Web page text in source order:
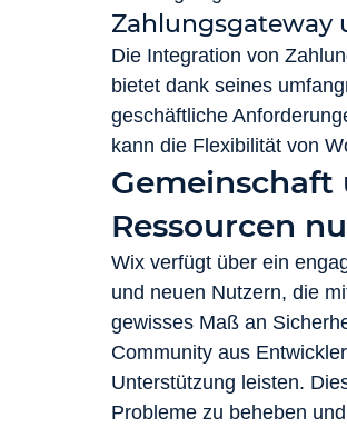
Zahlungsgateway
Die Integration von
bietet dank seines
geschäftliche
kann die Flexibilität von
Ressourcen
Wix verfügt über ein
und neuen Nutzern, die
gewisses Maß an
Community aus
Unterstützung leisten.
Probleme zu beheben